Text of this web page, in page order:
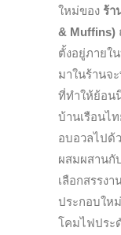
ใหม่ของ ร้า
& Muffins)
ตั้งอยู่ภายใ
มาในร้านจ
ที่ทำให้ย้อน
บ้านเรือนไ
อบอวลไปด้
ผสมผสานกั
เลือกสรรง
ประกอบให
โคมไฟประ